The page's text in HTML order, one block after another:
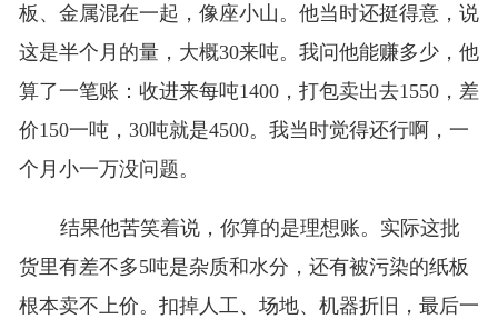
板、金属混在一起，像座小山。他当时还挺得意，说
这是半个月的量，大概30来吨。我问他能赚多少，他
算了一笔账：收进来每吨1400，打包卖出去1550，差
价150一吨，30吨就是4500。我当时觉得还行啊，一
个月小一万没问题。
结果他苦笑着说，你算的是理想账。实际这批
货里有差不多5吨是杂质和水分，还有被污染的纸板
根本卖不上价。扣掉人工、场地、机器折旧，最后一